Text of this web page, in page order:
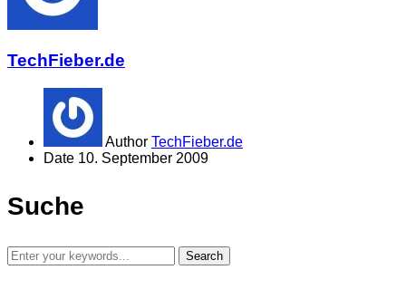
TechFieber.de
Author TechFieber.de
Date 10. September 2009
Suche